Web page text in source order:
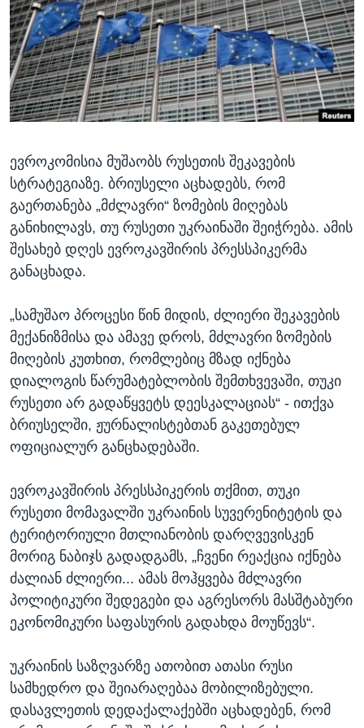
ᲡᲢᲣᲓᲘᲐ ᲕᲐᲨᲘᲜᲒᲢᲝᲜᲘ
ᲔᲙᲝᲜᲝᲛᲘᲙᲐ
ᲯᲐᲜᲛᲠᲗᲔᲚᲝᲑᲐ
ᲛᲔᲪᲜᲘᲔᲠᲔᲑᲐ
ᲘᲜᲢᲔᲠᲕᲘᲣ
ᲒᲐᲚᲘᲚᲔᲝ
ᲓᲔᲖᲘᲜᲤᲝᲠᲛᲐᲪᲘᲐ
Learning English
ᲗᲕᲐᲚᲘ ᲒᲕᲐᲓᲔᲕᲜᲔᲗ
ევროკომისია მუშაობს რუსეთის შეკავების
სტრატეგიაზე. ბრიუსელი აცხადებს, რომ
გაერთანება „მძლავრი“ ზომების მიღებას
განიხილავს, თუ რუსეთი უკრაინაში შეიჭრება. ამის
შესახებ დღეს ევროკავშირის პრესსპიკერმა
განაცხადა.
„სამუშაო პროცესი წინ მიდის, ძლიერი შეკავების
მექანიზმისა და ამავე დროს, მძლავრი ზომების
მიღების კუთხით, რომლებიც მზად იქნება
დიალოგის წარუმატებლობის შემთხვევაში, თუკი
რუსეთი არ გადაწყვეტს დეესკალაციას“ - ითქვა
ბრიუსელში, ჟურნალისტებთან გაკეთებულ
ოფიციალურ განცხადებაში.
ევროკავშირის პრესსპიკერის თქმით, თუკი
რუსეთი მომავალში უკრაინის სუვერენიტეტის და
ტერიტორიული მთლიანობის დარღვევისკენ
მორიგ ნაბიჯს გადადგამს, „ჩვენი რეაქცია იქნება
ძალიან ძლიერი... ამას მოჰყვება მძლავრი
პოლიტიკური შედეგები და აგრესორს მასშტაბური
ეკონომიკური საფასურის გადახდა მოუწევს“.
უკრაინის საზღვარზე ათობით ათასი რუსი
სამხედრო და შეიარაღებაა მობილიზებული.
დასავლეთის დედაქალაქებში აცხადებენ, რომ